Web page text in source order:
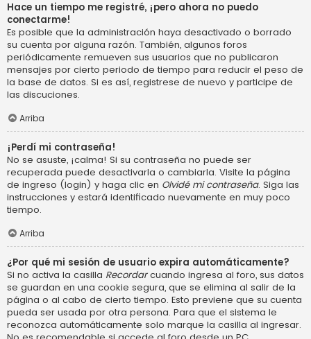
Hace un tiempo me registré, ¡pero ahora no puedo
conectarme!
Es posible que la administración haya desactivado o borrado
su cuenta por alguna razón. También, algunos foros
periódicamente remueven sus usuarios que no publicaron
mensajes por cierto periodo de tiempo para reducir el peso de
la base de datos. Si es así, registrese de nuevo y participe de
las discuciones.
Arriba
¡Perdí mi contraseña!
No se asuste, ¡calma! Si su contraseña no puede ser
recuperada puede desactivarla o cambiarla. Visite la página
de ingreso (login) y haga clic en Olvidé mi contraseña. Siga las
instrucciones y estará identificado nuevamente en muy poco
tiempo.
Arriba
¿Por qué mi sesión de usuario expira automáticamente?
Si no activa la casilla Recordarcuando ingresa al foro, sus datos
se guardan en una cookie segura, que se elimina al salir de la
página o al cabo de cierto tiempo. Esto previene que su cuenta
pueda ser usada por otra persona. Para que el sistema le
reconozca automáticamente solo marque la casilla al ingresar.